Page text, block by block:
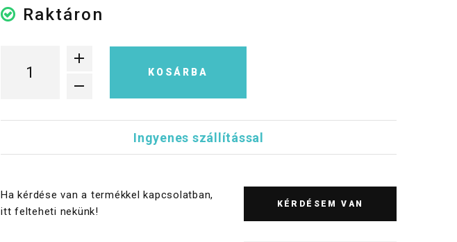
Raktáron
KOSÁRBA
Ingyenes szállítással
Ha kérdése van a termékkel kapcsolatban,
itt felteheti nekünk!
KÉRDÉSEM VAN